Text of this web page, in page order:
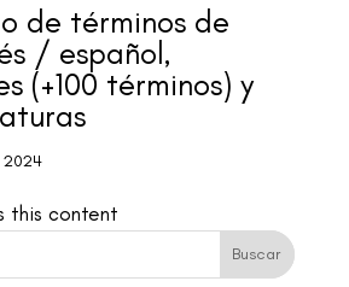
de términos de
/ español,
(+100 términos) y
2024
this content
Buscar